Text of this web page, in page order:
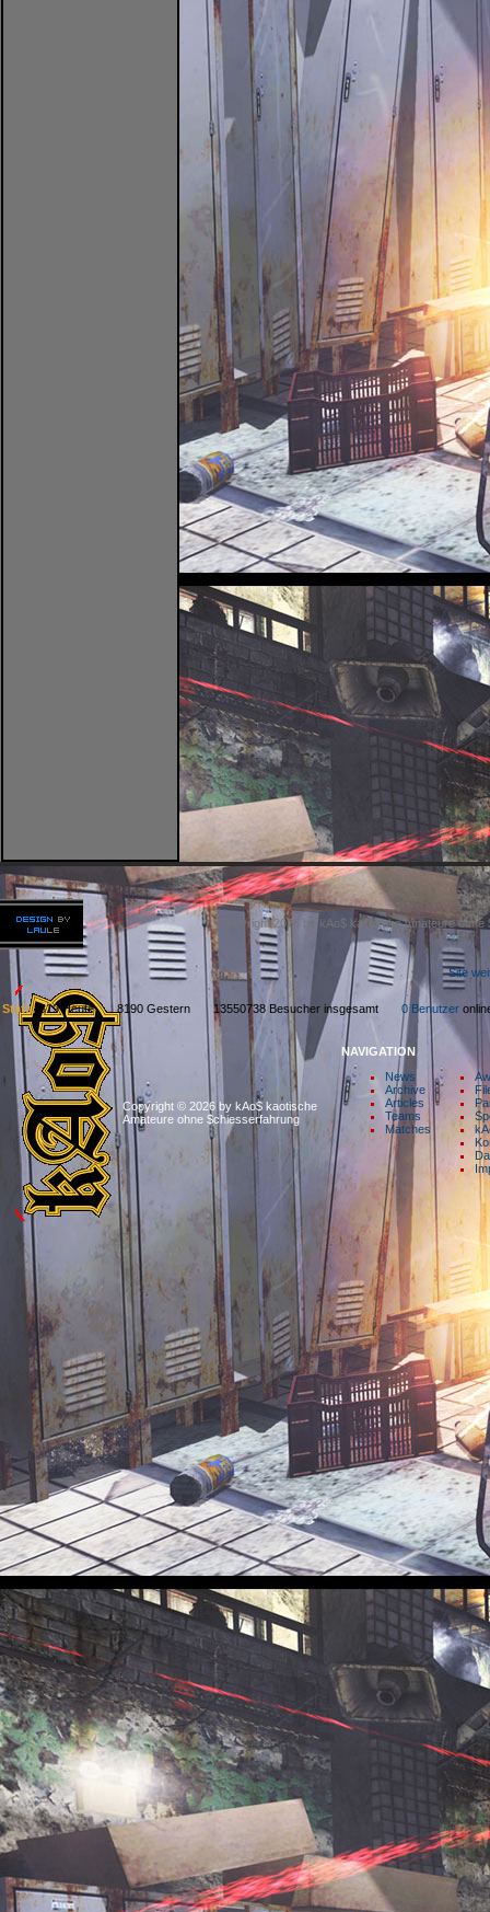
Copyright 2026 by kAo$ kaotische Amateure
Site
Stats: 319 Heute 8190 Gestern 13550738 Besucher insgesamt 0 Benutzer
Copyright © 2026 by kAo$ kaotische
Amateure ohne $chiesserfahrung
NAVIGATION
News
Archive
Articles
Teams
Matches